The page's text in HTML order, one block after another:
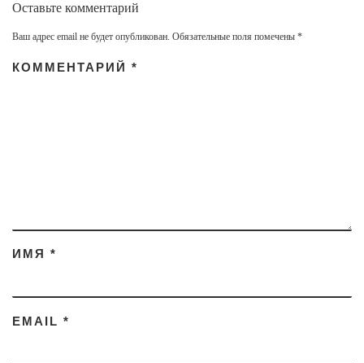
Оставьте комментарий
Ваш адрес email не будет опубликован. Обязательные поля помечены *
КОММЕНТАРИЙ *
ИМЯ *
EMAIL *